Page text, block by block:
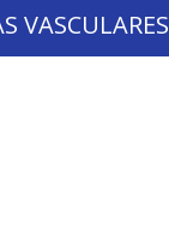
VASCULARES